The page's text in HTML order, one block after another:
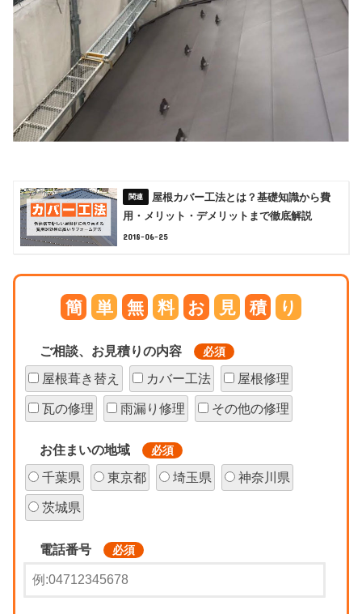
屋根カバー工法とは？基礎知識から費
用・メリット・デメリットまで徹底解説
2018-06-25
簡 単 無 料 お 見 積 り
ご相談、お見積りの内容 必須
屋根葺き替え カバー工法 屋根修理
瓦の修理 雨漏り修理 その他の修理
お住まいの地域 必須
千葉県 東京都 埼玉県 神奈川県
茨城県
電話番号 必須